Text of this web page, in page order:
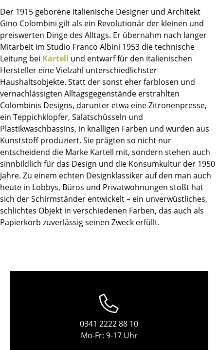
Couchtische
Schreibtische
Sekretäre & PC-Tische
Konferenztische
Stehtische & Stehpulte
Kindertische
Gartentische
Servierwagen
Einzelteile
... alle Tische
Aufbewahren
Regale & Schränke
Beistell- & Rollcontainer
Der 1915 geborene italienische Designer und Architekt
Gino Colombini gilt als ein Revolutionär der kleinen und
preiswerten Dinge des Alltags. Er übernahm nach langer
Mitarbeit im Studio Franco Albini 1953 die technische
Leitung bei Kartell und entwarf für den italienischen
Hersteller eine Vielzahl unterschiedlichster
Haushaltsobjekte. Statt der sonst eher farblosen und
vernachlässigten Alltagsgegenstände erstrahlten
Colombinis Designs, darunter etwa eine Zitronenpresse,
ein Teppichklopfer, Salatschüsseln und
Plastikwaschbassins, in knalligen Farben und wurden aus
Kunststoff produziert. Sie prägten so nicht nur
entscheidend die Marke Kartell mit, sondern stehen auch
sinnbildlich für das Design und die Konsumkultur der 1950
Jahre. Zu einem echten Designklassiker auf den man auch
heute in Lobbys, Büros und Privatwohnungen stoßt hat
sich der Schirmständer entwickelt – ein unverwüstliches,
schlichtes Objekt in verschiedenen Farben, das auch als
Papierkorb zuverlässig seinen Zweck erfüllt.
0341 2222 88 10
Mo-Fr: 9-17 Uhr